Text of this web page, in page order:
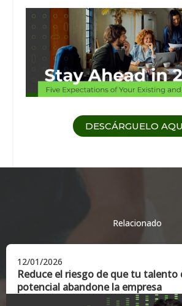
DESCÁRGUELO
Relacionado
12/01/2026
Reduce el riesgo de que tu talento
potencial abandone la empresa